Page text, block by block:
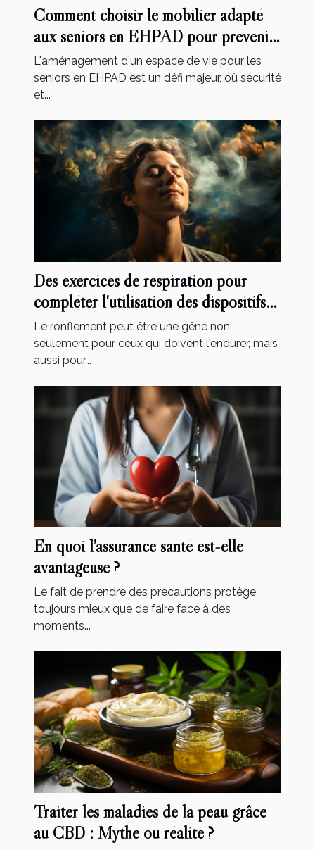
Comment choisir le mobilier adapté
aux seniors en EHPAD pour prévenir
les chutes et accidents
L'aménagement d'un espace de vie pour les
seniors en EHPAD est un défi majeur, où sécurité
et...
Des exercices de respiration pour
compléter l'utilisation des dispositifs
anti-ronflement
Le ronflement peut être une gêne non
seulement pour ceux qui doivent l'endurer, mais
aussi pour...
En quoi l’assurance santé est-elle
avantageuse ?
Le fait de prendre des précautions protège
toujours mieux que de faire face à des
moments...
Traiter les maladies de la peau grâce
au CBD : Mythe ou réalité ?